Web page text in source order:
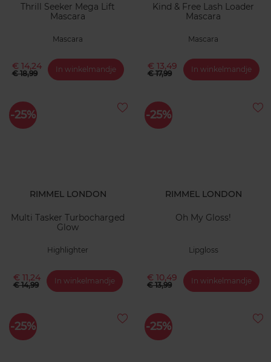
Thrill Seeker Mega Lift
Mascara
Mascara
€ 14,24
€ 18,99 In winkelmandje
Kind & Free Lash Loader
Mascara
Mascara
€ 13,49
€ 17,99 In winkelmandje
-25%
RIMMEL LONDON
Multi Tasker Turbocharged
Glow
Highlighter
€ 11,24
€ 14,99 In winkelmandje
-25%
RIMMEL LONDON
Oh My Gloss!
Lipgloss
€ 10,49
€ 13,99 In winkelmandje
-25% -25%